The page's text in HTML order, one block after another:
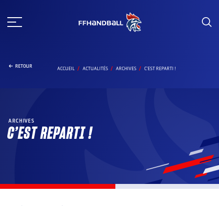
au
RETOUR ACCUEIL ACTUALITÉS ARCHIVES C'EST REPARTI !
ARCHIVES
C’EST REPARTI !